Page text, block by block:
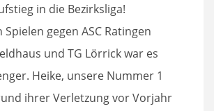
in die Bezirksliga!
gegen ASC Ratingen
und TG Lörrick war es
Heike, unsere Nummer 1
ihrer Verletzung vor Vorjahr